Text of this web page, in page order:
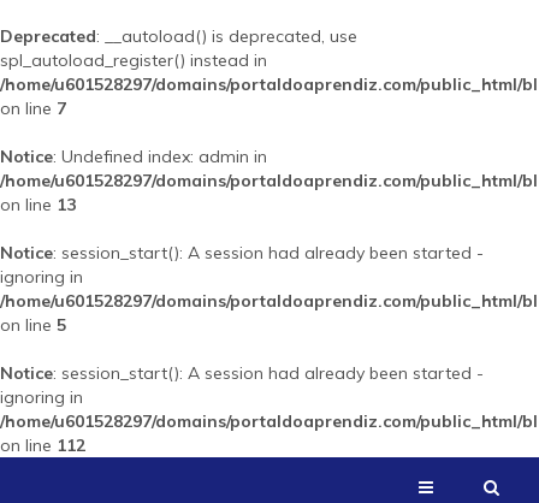
Deprecated: __autoload() is deprecated, use
spl_autoload_register() instead in
/home/u601528297/domains/portaldoaprendiz.com/public_html/
on line 7
Notice: Undefined index: admin in
/home/u601528297/domains/portaldoaprendiz.com/public_html/
on line 13
Notice: session_start(): A session had already been started -
ignoring in
/home/u601528297/domains/portaldoaprendiz.com/public_html/
on line 5
Notice: session_start(): A session had already been started -
ignoring in
/home/u601528297/domains/portaldoaprendiz.com/public_html/
on line 112